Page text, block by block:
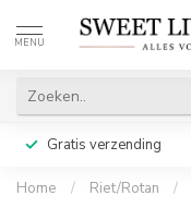
MENU
Gratis verzending
Home / Riet/Rotan /